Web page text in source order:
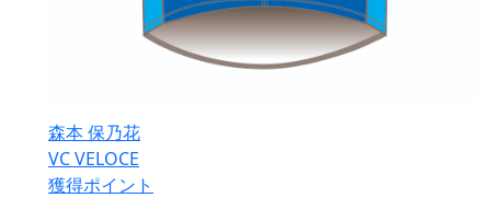
森本 保乃花
VC VELOCE
獲得ポイント